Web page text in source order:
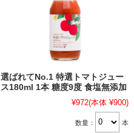
選ばれてNo.1 特選トマトジュー
ス180ml 1本 糖度9度 食塩無添加
¥972(本体 ¥900)
数量： 本